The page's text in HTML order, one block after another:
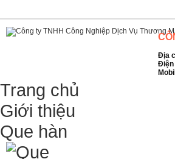
Địa
Điện
Trang chủ
Giới thiệu
Que hàn